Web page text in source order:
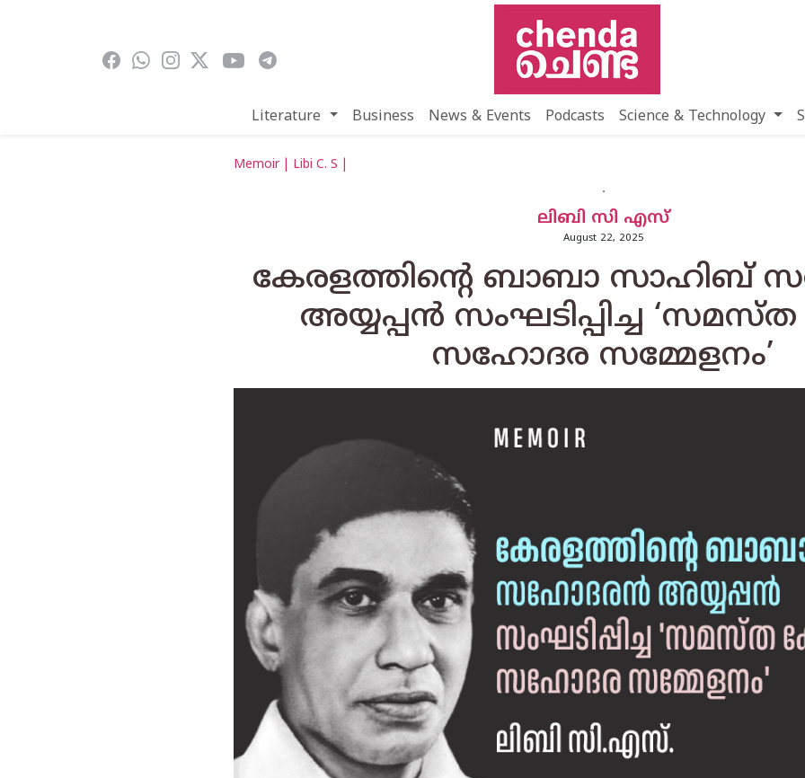
Literature Business News & Events Podcasts Science & Technology
Memoir | Libi C. S |
ലിബി സി എസ്
August 22, 2025
കേരളത്തിന്റെ ബാബാ സാഹിബ്
അയ്യപ്പന്‍ സംഘടിപ്പിച്ച
സഹോദര സമ്മേളനം’